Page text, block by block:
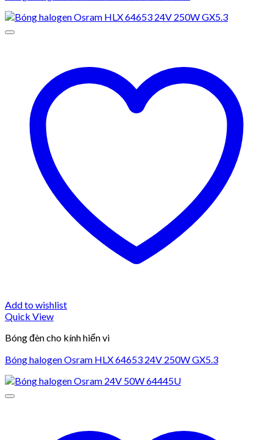
Add to wishlist
Quick View
Bóng đèn cho kính hiển vi
Bóng halogen Osram HLX 64653 24V 250W GX5.3